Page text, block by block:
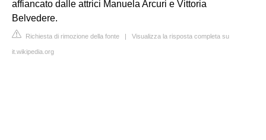
affiancato dalle attrici Manuela Arcuri e Vittoria
Belvedere.
Richiesta di rimozione della fonte | Visualizza la risposta completa su
it.wikipedia.org